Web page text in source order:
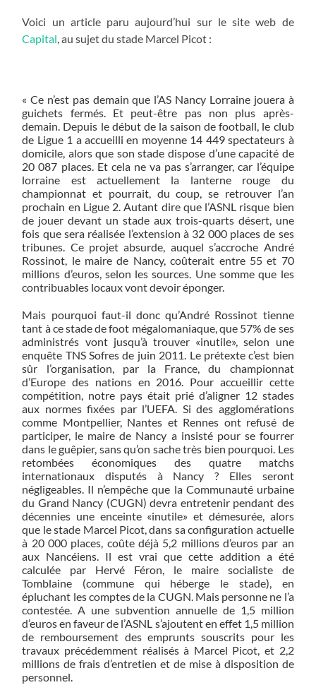
Voici un article paru aujourd’hui sur le site web de
Capital, au sujet du stade Marcel Picot :
« Ce n’est pas demain que l’AS Nancy Lorraine jouera à
guichets fermés. Et peut-être pas non plus après-
demain. Depuis le début de la saison de football, le club
de Ligue 1 a accueilli en moyenne 14 449 spectateurs à
domicile, alors que son stade dispose d’une capacité de
20 087 places. Et cela ne va pas s’arranger, car l’équipe
lorraine est actuellement la lanterne rouge du
championnat et pourrait, du coup, se retrouver l’an
prochain en Ligue 2. Autant dire que l’ASNL risque bien
de jouer devant un stade aux trois-quarts désert, une
fois que sera réalisée l’extension à 32 000 places de ses
tribunes. Ce projet absurde, auquel s’accroche André
Rossinot, le maire de Nancy, coûterait entre 55 et 70
millions d’euros, selon les sources. Une somme que les
contribuables locaux vont devoir éponger.
Mais pourquoi faut-il donc qu’André Rossinot tienne
tant à ce stade de foot mégalomaniaque, que 57% de ses
administrés vont jusqu’à trouver «inutile», selon une
enquête TNS Sofres de juin 2011. Le prétexte c’est bien
sûr l’organisation, par la France, du championnat
d’Europe des nations en 2016. Pour accueillir cette
compétition, notre pays était prié d’aligner 12 stades
aux normes fixées par l’UEFA. Si des agglomérations
comme Montpellier, Nantes et Rennes ont refusé de
participer, le maire de Nancy a insisté pour se fourrer
dans le guêpier, sans qu’on sache très bien pourquoi. Les
retombées économiques des quatre matchs
internationaux disputés à Nancy ? Elles seront
négligeables. Il n’empêche que la Communauté urbaine
du Grand Nancy (CUGN) devra entretenir pendant des
décennies une enceinte «inutile» et démesurée, alors
que le stade Marcel Picot, dans sa configuration actuelle
à 20 000 places, coûte déjà 5,2 millions d’euros par an
aux Nancéiens. Il est vrai que cette addition a été
calculée par Hervé Féron, le maire socialiste de
Tomblaine (commune qui héberge le stade), en
épluchant les comptes de la CUGN. Mais personne ne l’a
contestée. A une subvention annuelle de 1,5 million
d’euros en faveur de l’ASNL s’ajoutent en effet 1,5 million
de remboursement des emprunts souscrits pour les
travaux précédemment réalisés à Marcel Picot, et 2,2
millions de frais d’entretien et de mise à disposition de
personnel.